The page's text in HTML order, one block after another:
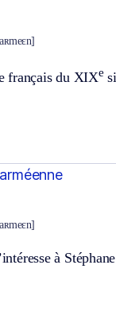
français du XIXe
à